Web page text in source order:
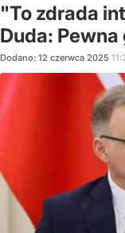
"To zdrada
Duda: Pewna
Dodano: 12 czerwca 2025